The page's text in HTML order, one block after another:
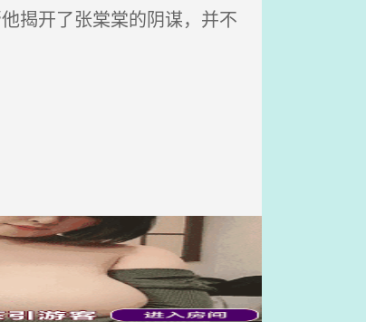
揭开了张棠棠的阴谋，并不